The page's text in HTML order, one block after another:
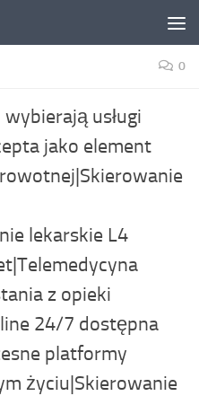
0
usługi
jako element
lekarskie L4
z opieki
24/7 dostępna
platformy
życiu|Skierowanie